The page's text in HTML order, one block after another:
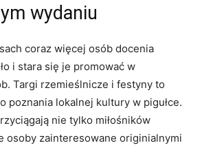
wydaniu
coraz więcej osób docenia
i stara ⁤się je promować w
Targi rzemieślnicze ⁤i festyny to
poznania lokalnej kultury w pigułce.
nie tylko miłośników
osoby zainteresowane originialnymi